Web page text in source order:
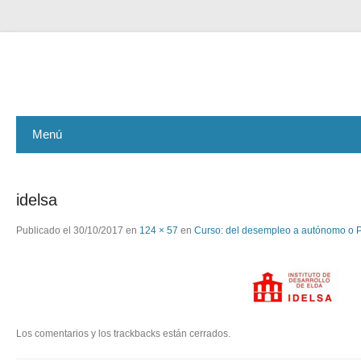
ASEMAR GESTIÓN
Menú
idelsa
Publicado el 30/10/2017 en 124 × 57 en Curso: del desempleo a autónomo o
Los comentarios y los trackbacks están cerrados.